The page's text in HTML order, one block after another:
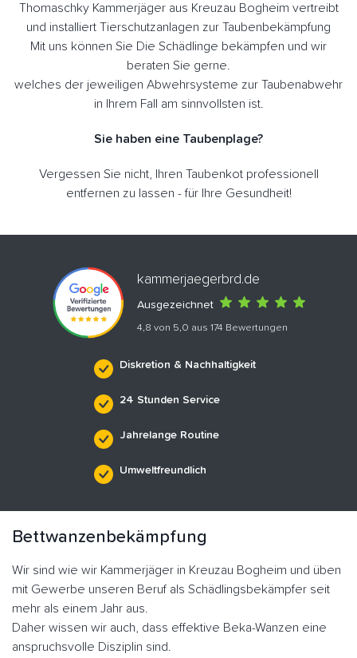
Thomaschky Kammerjäger aus Kreuzau Bogheim vertreibt
und installiert Tierschutzanlagen zur Taubenbekämpfung
Mit uns können Sie Die Schädlinge bekämpfen und wir
beraten Sie gerne.
welches der jeweiligen Abwehrsysteme zur Taubenabwehr
in Ihrem Fall am sinnvollsten ist.
Sie haben eine Taubenplage?
Vergessen Sie nicht, Ihren Taubenkot professionell
entfernen zu lassen - für Ihre Gesundheit!
kammerjaegerbrd.de
Ausgezeichnet
4,8 von 5,0 aus 174 Bewertungen
Diskretion & Nachhaltigkeit
24 Stunden Service
Jahrelange Routine
Umweltfreundlich
Bettwanzenbekämpfung
Wir sind wie wir Kammerjäger in Kreuzau Bogheim und üben
mit Gewerbe unseren Beruf als Schädlingsbekämpfer seit
mehr als einem Jahr aus.
Daher wissen wir auch, dass effektive Beka-Wanzen eine
anspruchsvolle Disziplin sind.